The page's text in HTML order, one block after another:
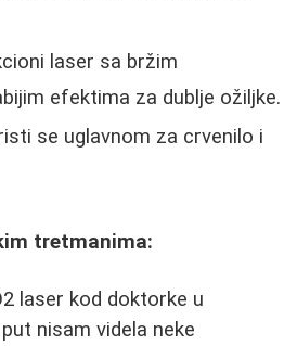
laser sa bržim
efektima za dublje ožiljke.
se uglavnom za crvenilo i
tretmanima:
laser kod doktorke u
nisam videla neke